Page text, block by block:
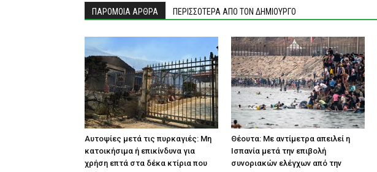
ΠΑΡΟΜΟΙΑ ΑΡΘΡΑ ΠΕΡΙΣΣΟΤΕΡΑ ΑΠΟ ΤΟΝ ΔΗΜΙΟΥΡΓΟ
Αυτοψίες μετά τις πυρκαγιές: Μη
κατοικήσιμα ή επικίνδυνα για
χρήση επτά στα δέκα κτίρια που
Θέουτα: Με αντίμετρα απειλεί η
Ισπανία μετά την επιβολή
συνοριακών ελέγχων από την